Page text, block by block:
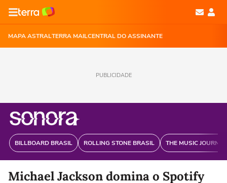
MAPA ASTRALTERRA MAILCENTRAL DO ASSINANTE
PUBLICIDADE
BILLBOARD BRASIL ROLLING STONE BRASIL THE MUSIC
Michael Jackson domina o Spotify